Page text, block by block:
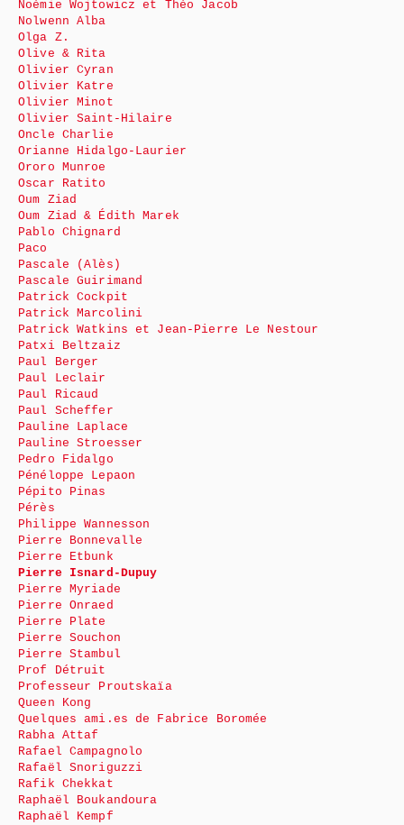
Noémie Wojtowicz et Théo Jacob
Nolwenn Alba
Olga Z.
Olive & Rita
Olivier Cyran
Olivier Katre
Olivier Minot
Olivier Saint-Hilaire
Oncle Charlie
Orianne Hidalgo-Laurier
Ororo Munroe
Oscar Ratito
Oum Ziad
Oum Ziad & Édith Marek
Pablo Chignard
Paco
Pascale (Alès)
Pascale Guirimand
Patrick Cockpit
Patrick Marcolini
Patrick Watkins et Jean-Pierre Le Nestour
Patxi Beltzaiz
Paul Berger
Paul Leclair
Paul Ricaud
Paul Scheffer
Pauline Laplace
Pauline Stroesser
Pedro Fidalgo
Pénéloppe Lepaon
Pépito Pinas
Pérès
Philippe Wannesson
Pierre Bonnevalle
Pierre Etbunk
Pierre Isnard-Dupuy
Pierre Myriade
Pierre Onraed
Pierre Plate
Pierre Souchon
Pierre Stambul
Prof Détruit
Professeur Proutskaïa
Queen Kong
Quelques ami.es de Fabrice Boromée
Rabha Attaf
Rafael Campagnolo
Rafaël Snoriguzzi
Rafik Chekkat
Raphaël Boukandoura
Raphaël Kempf